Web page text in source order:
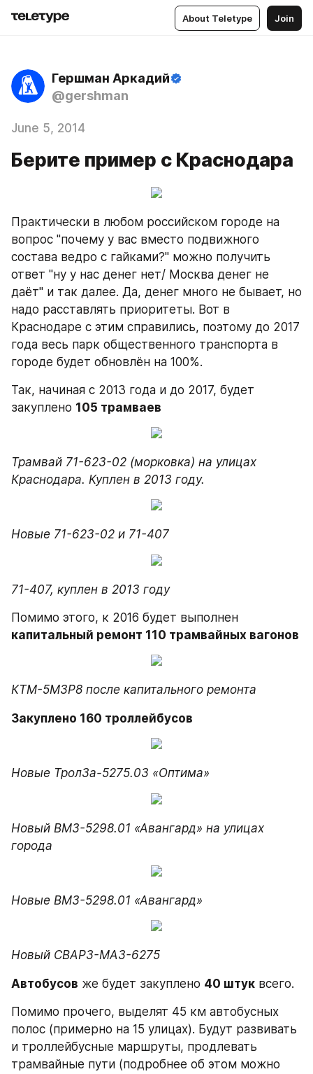
About Teletype Join
Гершман Аркадий
@gershman
June 5, 2014
Берите пример с Краснодара
Практически в любом российском городе на
вопрос "почему у вас вместо подвижного
состава ведро с гайками?" можно получить
ответ "ну у нас денег нет/ Москва денег не
даёт" и так далее. Да, денег много не бывает, но
надо расставлять приоритеты. Вот в
Краснодаре с этим справились, поэтому до 2017
года весь парк общественного транспорта в
городе будет обновлён на 100%.
Так, начиная с 2013 года и до 2017, будет
закуплено 105 трамваев
Трамвай 71-623-02 (морковка) на улицах
Краснодара. Куплен в 2013 году.
Новые 71-623-02 и 71-407
71-407, куплен в 2013 году
капитальный ремонт 110 трамвайных вагонов
КТМ-5М3Р8 после капитального ремонта
Закуплено 160 троллейбусов
Новые ТролЗа-5275.03 «Оптима»
Новый ВМЗ-5298.01 «Авангард» на улицах
города
Новые ВМЗ-5298.01 «Авангард»
Новый СВАРЗ-МАЗ-6275
Автобусов же будет закуплено 40 штук всего.
Помимо прочего, выделят 45 км автобусных
полос (примерно на 15 улицах). Будут развивать
и троллейбусные маршруты, продлевать